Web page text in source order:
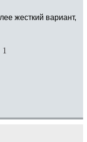
жесткий вариант,